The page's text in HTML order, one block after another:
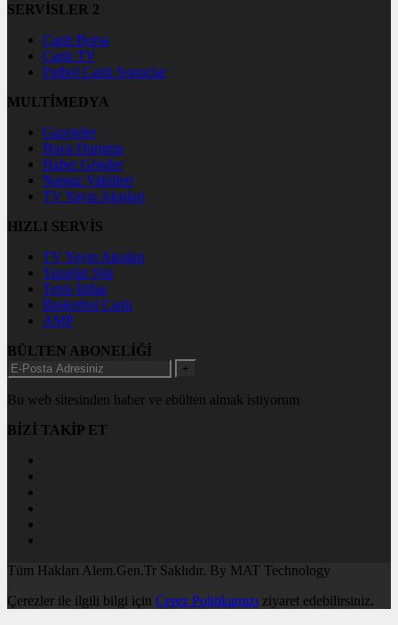
SERVİSLER 2
Canlı Borsa
Canlı TV
Futbol Canlı Sonuçlar
MULTİMEDYA
Gazeteler
Hava Durumu
Haber Gönder
Namaz Vakitleri
TV Yayın Akışları
HIZLI SERVİS
TV Yayın Akışları
Yazarlar Site
Tenis İddaa
Basketbol Canlı
AMP
BÜLTEN ABONELİĞİ
+
Bu web sitesinden haber ve ebülten almak istiyorum
BİZİ TAKİP ET
Tüm Hakları Alem.Gen.Tr Saklıdır. By MAT Technology
Çerezler ile ilgili bilgi için Çerez Politikamızı ziyaret edebilirsiniz.